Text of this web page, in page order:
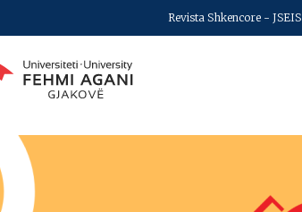
Revista Shkencore - JSEIS